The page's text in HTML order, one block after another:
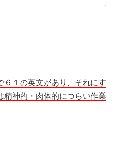
６１の英文があり、それにす
精神的・肉体的につらい作業